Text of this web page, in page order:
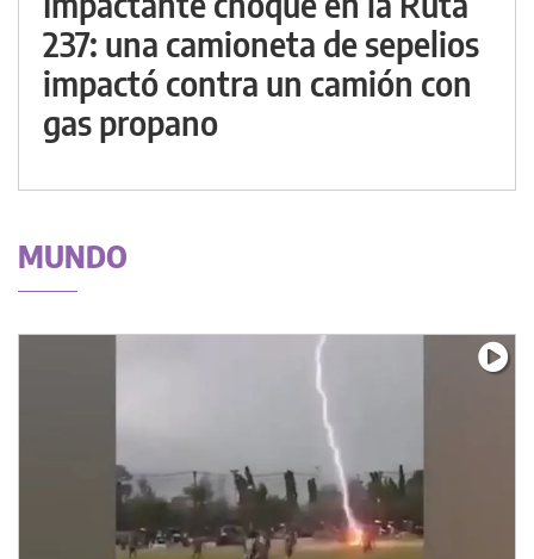
237: una camioneta de sepelios
impactó contra un camión con
gas propano
MUNDO